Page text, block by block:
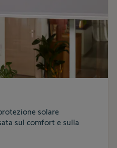
solare
sul comfort e sulla